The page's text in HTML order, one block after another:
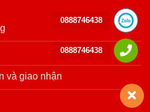
và giao nhận
0888746438
0888746438